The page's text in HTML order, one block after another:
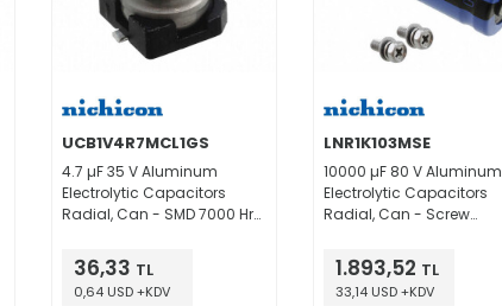
UCB1V4R7MCL1GS
4.7 µF 35 V Aluminum
Electrolytic Capacitors
Radial, Can - SMD 7000 Hrs
36,33 TL
0,64 USD +KDV
LNR1K103MSE
10000 µF 80 V Aluminum
Electrolytic Capacitors
Radial, Can - Screw
1.893,52 TL
33,14 USD +KDV